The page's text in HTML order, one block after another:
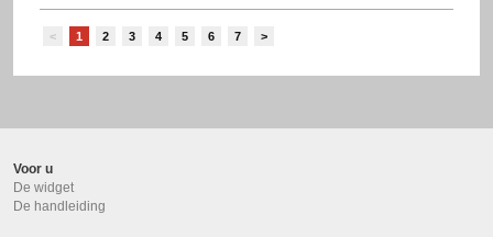
< 1 2 3 4 5 6 7 >
Voor u
De widget
De handleiding